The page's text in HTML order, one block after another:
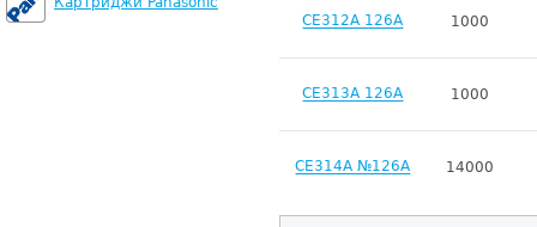
CE312A 126A 1000
CE313A 126A 1000
CE314A №126A 14000